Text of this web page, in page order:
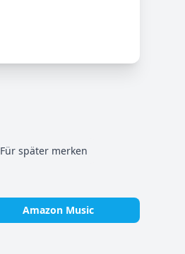
Für später merken
Amazon Music